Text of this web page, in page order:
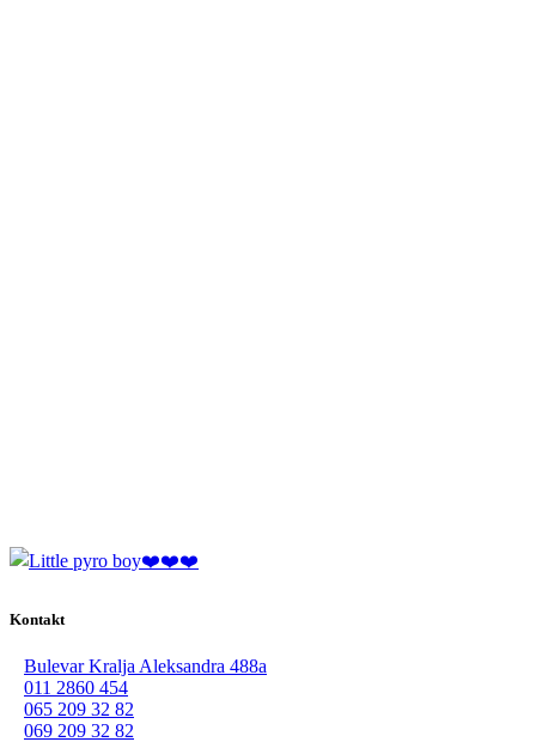
Kontakt
Bulevar Kralja Aleksandra 488a
011 2860 454
065 209 32 82
069 209 32 82